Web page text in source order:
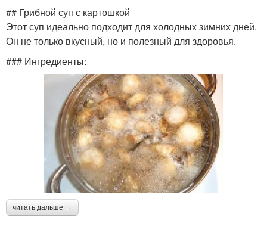
## Грибной суп с картошкой
Этот суп идеально подходит для холодных зимних дней.
Он не только вкусный, но и полезный для здоровья.
### Ингредиенты:
читать дальше →